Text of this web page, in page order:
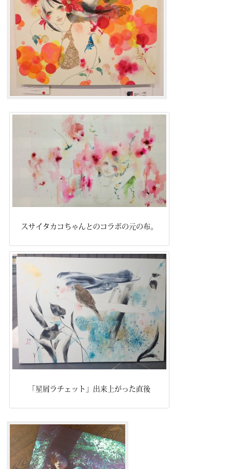
スサイタカコちゃんとのコラボの元の布。
「星屑ラチェット」出来上がった直後